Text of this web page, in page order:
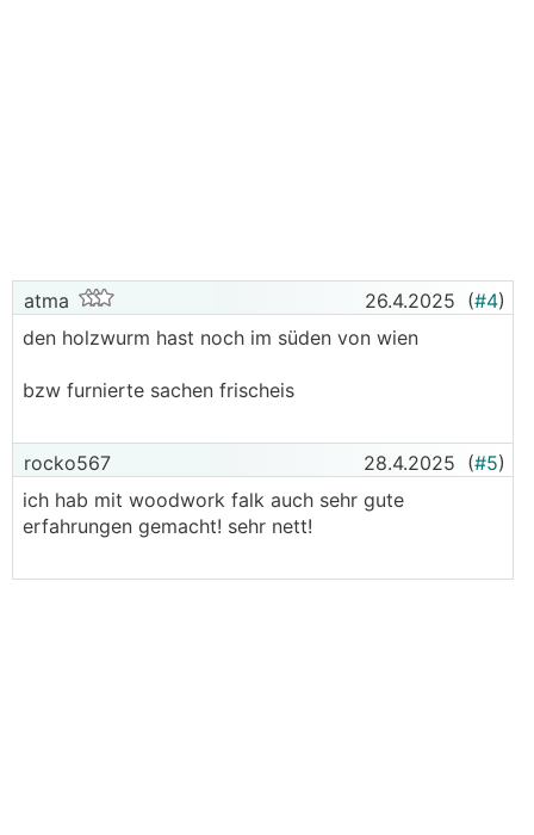
atma 26.4.2025 (#4)
den holzwurm hast noch im süden von wien
bzw furnierte sachen frischeis
rocko567 28.4.2025 (#5)
ich hab mit woodwork falk auch sehr gute
erfahrungen gemacht! sehr nett!